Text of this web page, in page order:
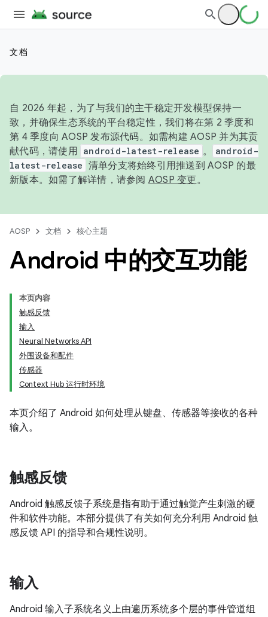
文档
自 2026 年起，为了与我们的主干稳定开发模型保持一
致，并确保生态系统的平台稳定性，我们将在第 2 季度和
第 4 季度向 AOSP 发布源代码。如需构建 AOSP 并为其贡
献代码，请使用 android-latest-release 。
android-
latest-release 清单分支将始终引用推送到 AOSP 的最
新版本。如需了解详情，请参阅 AOSP 变更。
AOSP 文档 核心主题
Android 中的交互功能
本页内容
触感反馈
输入
Neural Networks API
外围设备和配件
传感器
Context Hub 运行时环境
本页介绍了 Android 如何处理从键盘、传感器等接收的各种
输入。
触感反馈
Android 触感反馈子系统是指有助于通过触觉产生刺激的硬
件和软件功能。本部分提供了有关如何充分利用 Android 触
感反馈 API 的指导和合规性说明。
输入
Android 输入子系统名义上由遍历系统多个层的事件管道组